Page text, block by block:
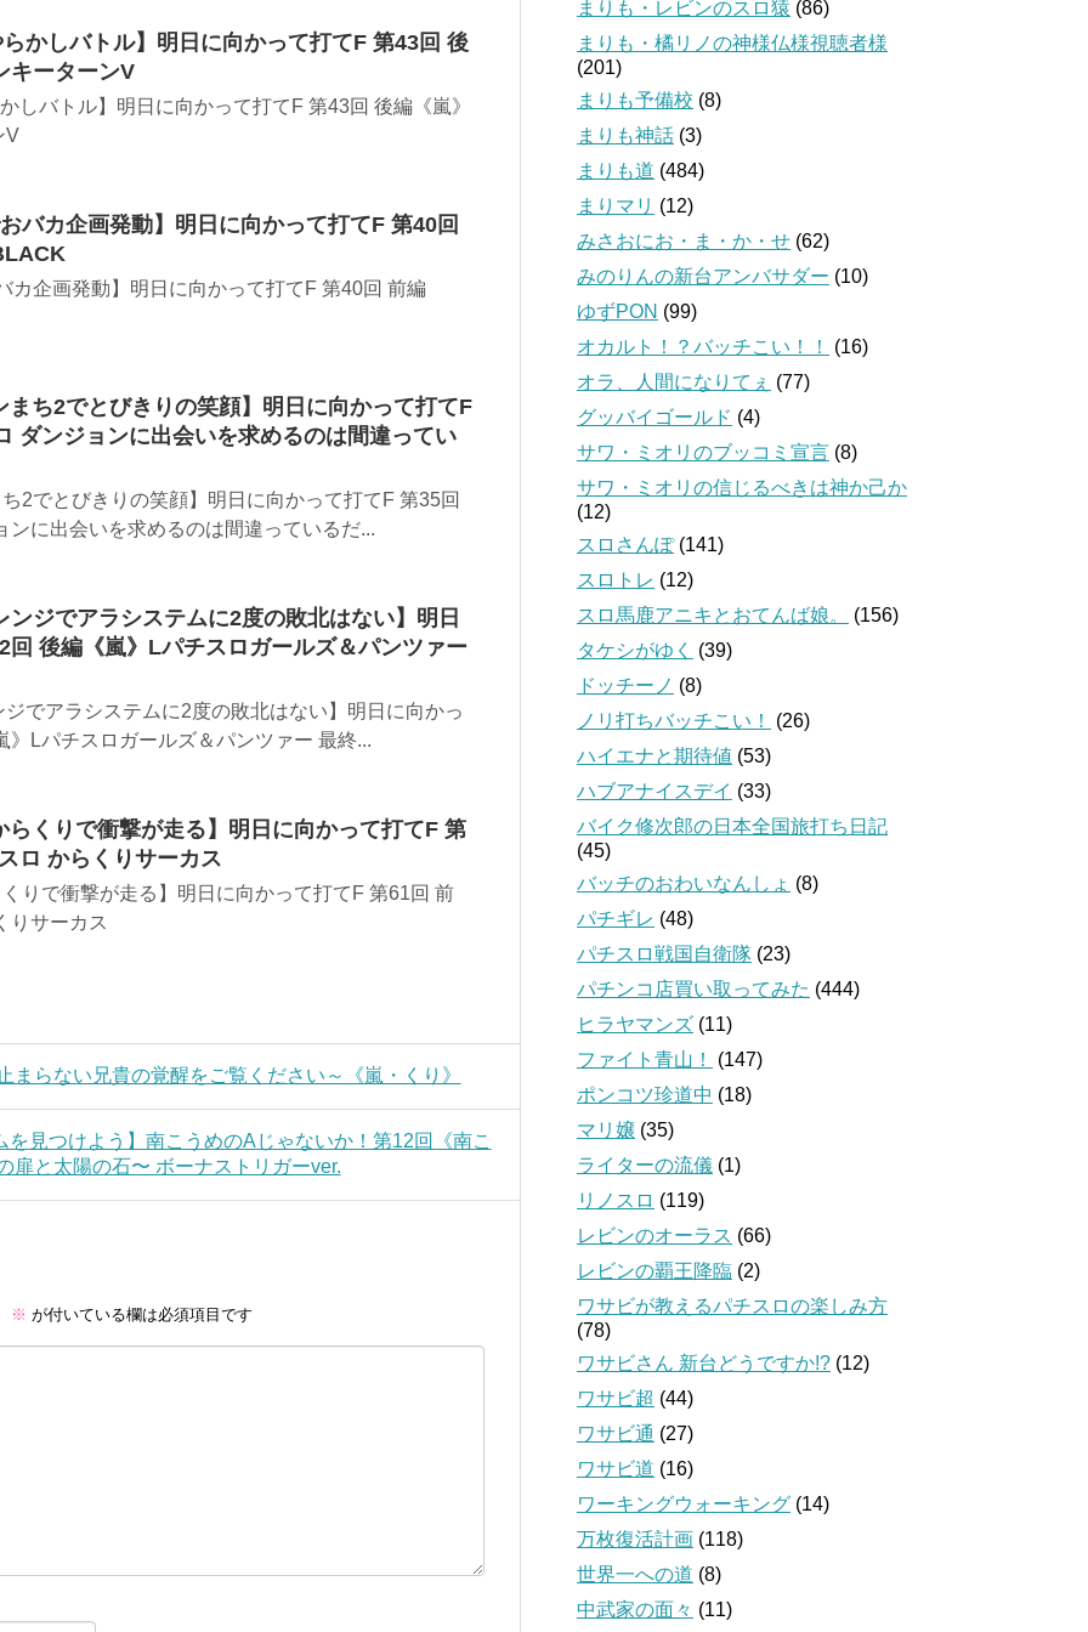
かしバトル】明日に向かって打てF 第43回 後
キーターンV
しバトル】明日に向かって打てF 第43回 後編《嵐》
V
バカ企画発動】明日に向かって打てF 第40回
カ企画発動】明日に向かって打てF 第40回 前編
ち2でとびきりの笑顔】明日に向かって打てF
ダンジョンに出会いを求めるのは間違ってい
2でとびきりの笑顔】明日に向かって打てF 第35回
ンに出会いを求めるのは間違っているだ...
ンジでアラシステムに2度の敗北はない】明日
回 後編《嵐》Lパチスロガールズ＆パンツァー
でアラシステムに2度の敗北はない】明日に向かっ
》Lパチスロガールズ＆パンツァー 最終...
くりで衝撃が走る】明日に向かって打てF 第
ロ からくりサーカス
りで衝撃が走る】明日に向かって打てF 第61回 前
りサーカス
らない兄貴の覚醒をご覧ください～《嵐・くり》
見つけよう】南こうめのAじゃないか！第12回《南こ
扉と太陽の石〜 ボーナストリガーver.
※ が付いている欄は必須項目です
まりも・レビンのスロ猿 (86)
まりも・橘リノの神様仏様視聴者様
(201)
まりも予備校 (8)
まりも神話 (3)
まりも道 (484)
まりマリ (12)
みさおにお・ま・か・せ (62)
みのりんの新台アンバサダー (10)
ゆずPON (99)
オカルト！？バッチこい！！
(16)
オラ、人間になりてぇ (77)
グッバイゴールド (4)
サワ・ミオリのブッコミ宣言 (8)
サワ・ミオリの信じるべきは神か己か
(12)
スロさんぽ(141)
スロトレ (12)
スロ馬鹿アニキとおてんば娘。
(156)
タケシがゆく
(39)
ドッチーノ (8)
ノリ打ちバッチこい！
(26)
ハイエナと期待値 (53)
ハブアナイスデイ (33)
バイク修次郎の日本全国旅打ち日記
(45)
バッチのおわいなんしょ (8)
パチギレ (48)
パチスロ戦国自衛隊 (23)
パチンコ店買い取ってみた (444)
ヒラヤマンズ (11)
ファイト青山！
(147)
ポンコツ珍道中 (18)
マリ嬢 (35)
ライターの流儀 (1)
リノスロ (119)
レビンのオーラス (66)
レビンの覇王降臨 (2)
ワサビが教えるパチスロの楽しみ方
(78)
ワサビさん 新台どうですか!? (12)
ワサビ超 (44)
ワサビ通 (27)
ワサビ道 (16)
ワーキングウォーキング (14)
万枚復活計画 (118)
世界一への道 (8)
中武家の面々 (11)